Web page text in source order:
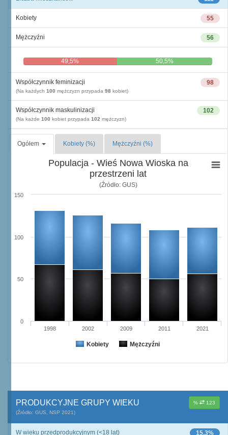
55
Kobiety
56
Mężczyźni
49,5% 50,5%
98
Współczynnik feminizacji
(Na każdych 100 mężczyzn przypada 98 kobiet)
102
Współczynnik maskulinizacji
(Na każde 100 kobiet przypada 102 mężczyzn)
Ogółem Kobiety (%) Mężczyźni (%)
Populacja - Wieś Nowa Wioska na
przestrzeni lat
(Źródło: GUS)
Kobiety Mężczyźni
1998 2002 2009 2011 2021
0
50
100
150
% 123
PRODUKCYJNE GRUPY WIEKU
(Źródło: GUS, NSP 2021)
15,3%
W wieku przedprodukcyjnym (<18 lat)